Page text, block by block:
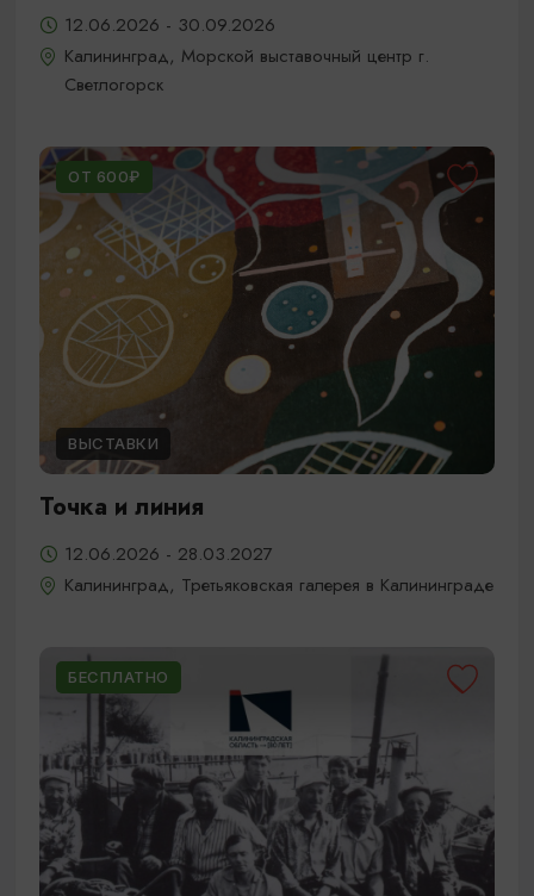
12.06.2026 - 30.09.2026
Калининград, Морской выставочный центр г.
Светлогорск
ОТ 600₽
ВЫСТАВКИ
Точка и линия
12.06.2026 - 28.03.2027
Калининград, Третьяковская галерея в Калининграде
БЕСПЛАТНО